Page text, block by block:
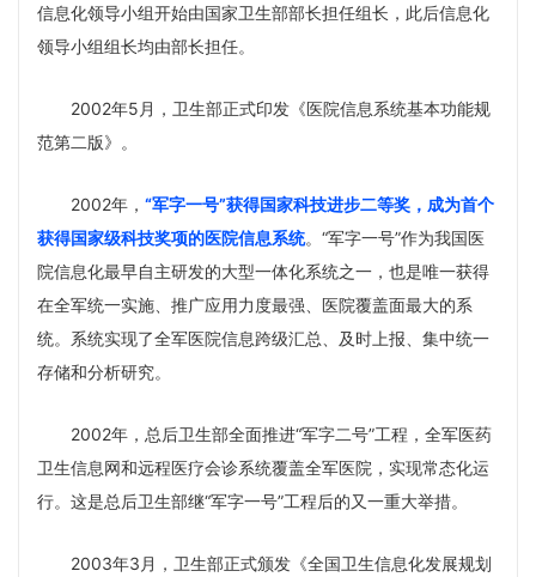
信息化领导小组开始由国家卫生部部长担任组长，此后信息化
领导小组组长均由部长担任。
2002年5月，卫生部正式印发《医院信息系统基本功能规
范第二版》。
2002年， “军字一号”获得国家科技进步二等奖，成为首个
获得国家级科技奖项的医院信息系统。“军字一号”作为我国医
院信息化最早自主研发的大型一体化系统之一，也是唯一获得
在全军统一实施、推广应用力度最强、医院覆盖面最大的系
统。系统实现了全军医院信息跨级汇总、及时上报、集中统一
存储和分析研究。
2002年，总后卫生部全面推进“军字二号”工程，全军医药
卫生信息网和远程医疗会诊系统覆盖全军医院，实现常态化运
行。这是总后卫生部继“军字一号”工程后的又一重大举措。
2003年3月，卫生部正式颁发《全国卫生信息化发展规划